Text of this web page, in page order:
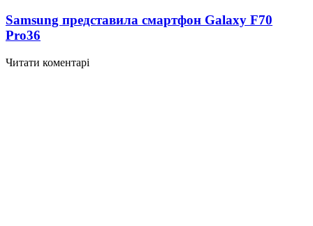
Samsung представила смартфон Galaxy F70
Pro36
Читати коментарі